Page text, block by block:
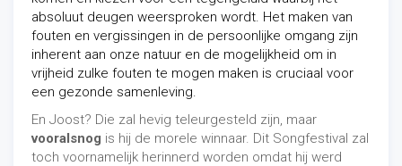
absoluut deugen weersproken wordt. Het maken van
fouten en vergissingen in de persoonlijke omgang zijn
inherent aan onze natuur en de mogelijkheid om in
vrijheid zulke fouten te mogen maken is cruciaal voor
een gezonde samenleving.
En Joost? Die zal hevig teleurgesteld zijn, maar
vooralsnog is hij de morele winnaar. Dit Songfestival zal
toch voornamelijk herinnerd worden omdat hij werd